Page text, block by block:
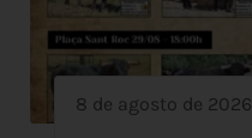
8 de agosto de 2026